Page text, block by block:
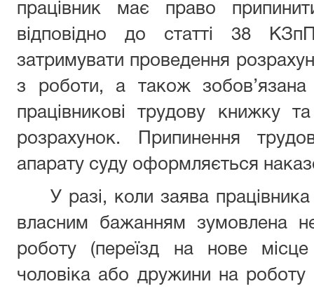
працівник має право
відповідно до статті 38
затримувати проведення
з роботи, а також
працівникові трудову книжку
розрахунок. Припинення
апарату суду оформляється
У разі, коли заява
власним бажанням зумовлена
роботу (переїзд на нове
чоловіка або дружини на роботу